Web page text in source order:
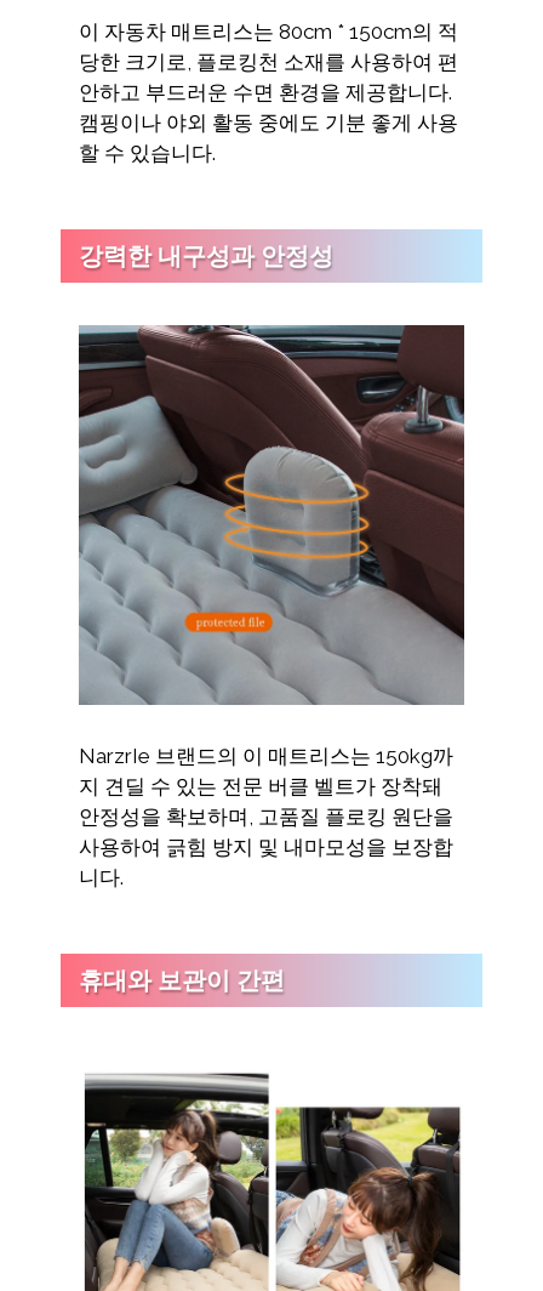
이 자동차 매트리스는 80cm * 150cm의 적
당한 크기로, 플로킹천 소재를 사용하여 편
안하고 부드러운 수면 환경을 제공합니다.
캠핑이나 야외 활동 중에도 기분 좋게 사용
할 수 있습니다.
강력한 내구성과 안정성
NarzrIe 브랜드의 이 매트리스는 150kg까
지 견딜 수 있는 전문 버클 벨트가 장착돼
안정성을 확보하며, 고품질 플로킹 원단을
사용하여 긁힘 방지 및 내마모성을 보장합
니다.
휴대와 보관이 간편